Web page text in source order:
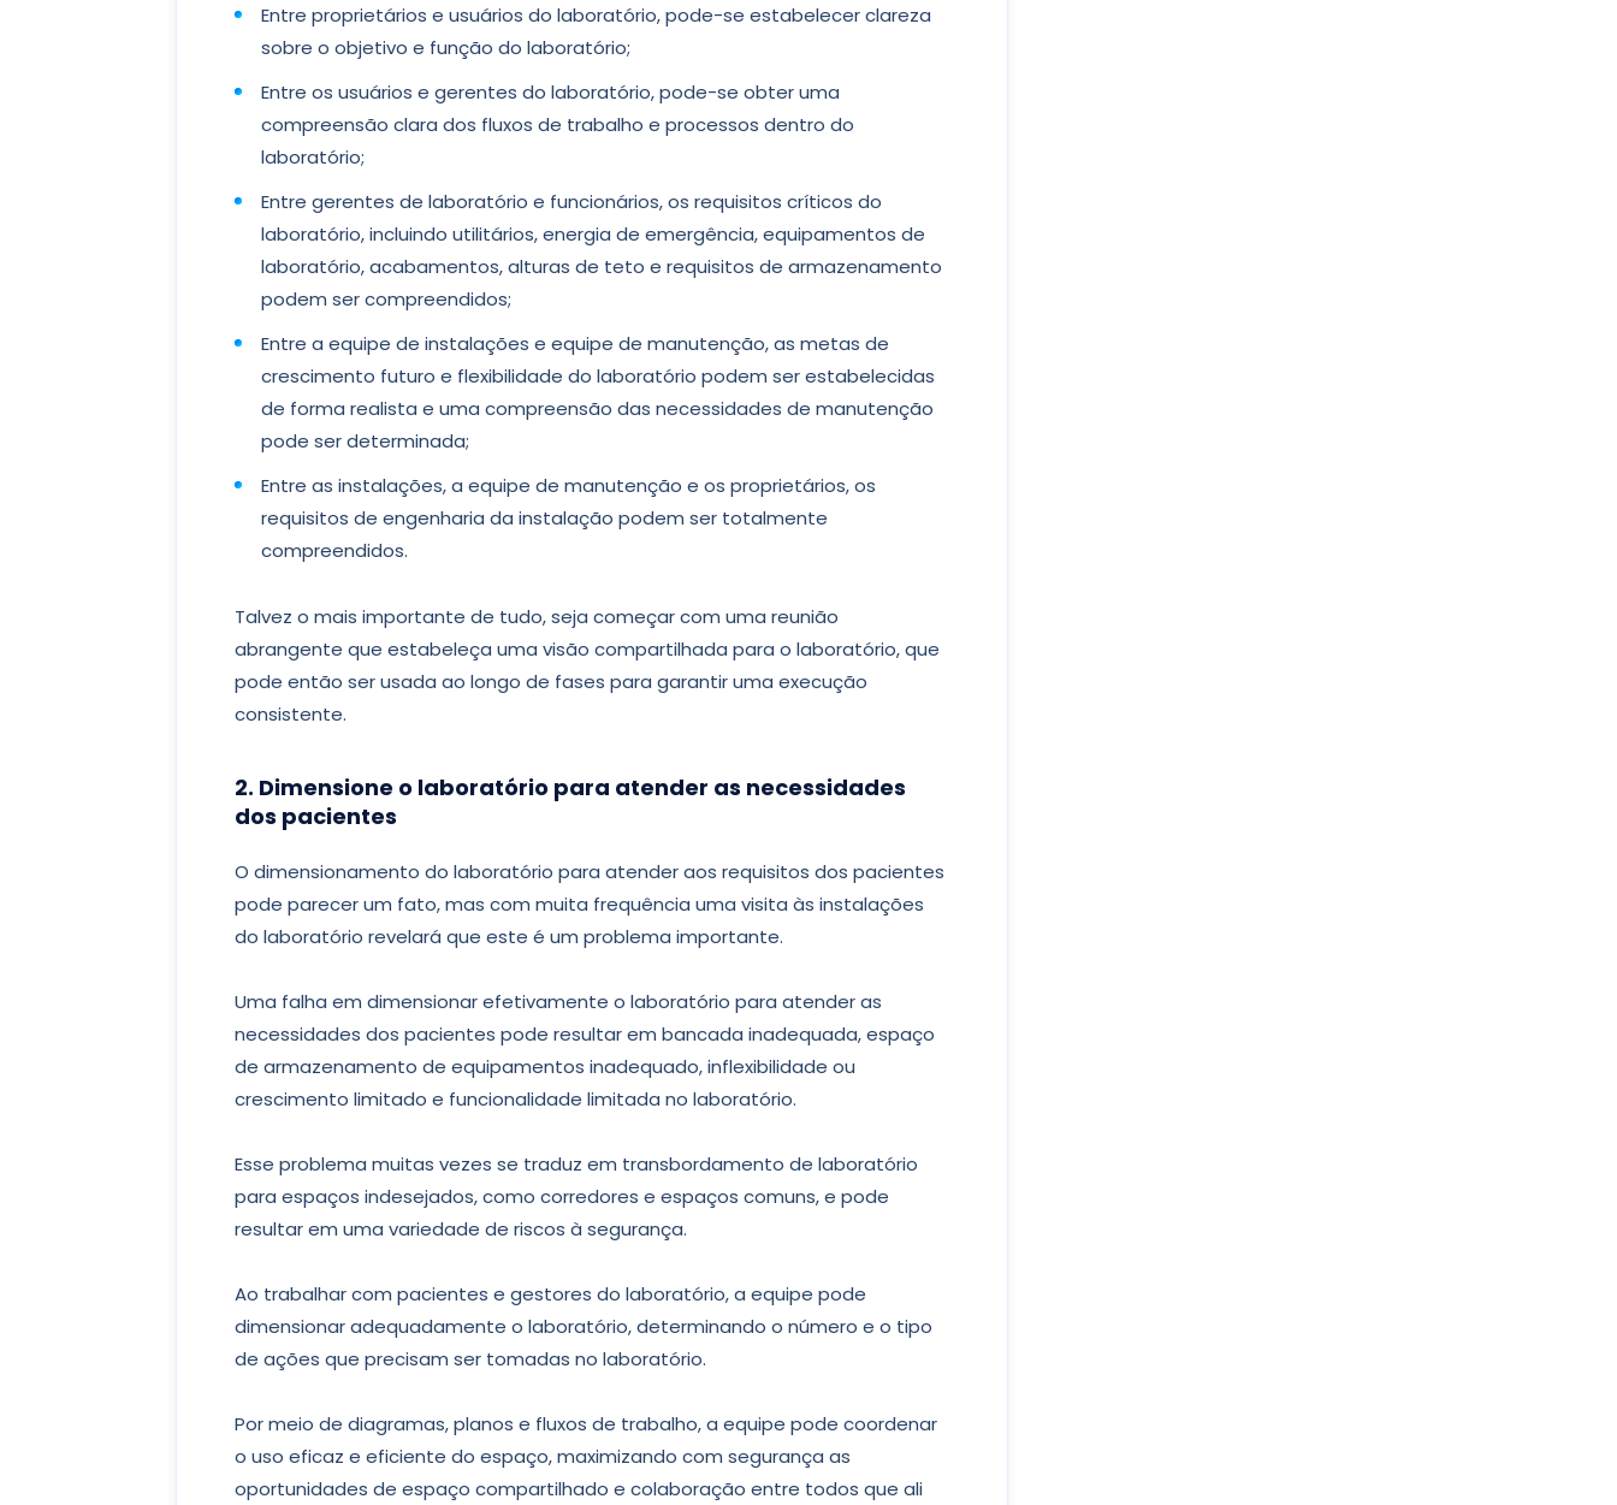
Entre proprietários e usuários do laboratório, pode-se estabelecer clareza
sobre o objetivo e função do laboratório;
Entre os usuários e gerentes do laboratório, pode-se obter uma
compreensão clara dos fluxos de trabalho e processos dentro do
laboratório;
Entre gerentes de laboratório e funcionários, os requisitos críticos do
laboratório, incluindo utilitários, energia de emergência, equipamentos de
laboratório, acabamentos, alturas de teto e requisitos de armazenamento
podem ser compreendidos;
Entre a equipe de instalações e equipe de manutenção, as metas de
crescimento futuro e flexibilidade do laboratório podem ser estabelecidas
de forma realista e uma compreensão das necessidades de manutenção
pode ser determinada;
Entre as instalações, a equipe de manutenção e os proprietários, os
requisitos de engenharia da instalação podem ser totalmente
compreendidos.
Talvez o mais importante de tudo, seja começar com uma reunião
abrangente que estabeleça uma visão compartilhada para o laboratório, que
pode então ser usada ao longo de fases para garantir uma execução
consistente.
2. Dimensione o laboratório para atender as necessidades
dos pacientes
O dimensionamento do laboratório para atender aos requisitos dos pacientes
pode parecer um fato, mas com muita frequência uma visita às instalações
do laboratório revelará que este é um problema importante.
Uma falha em dimensionar efetivamente o laboratório para atender as
necessidades dos pacientes pode resultar em bancada inadequada, espaço
de armazenamento de equipamentos inadequado, inflexibilidade ou
crescimento limitado e funcionalidade limitada no laboratório.
Esse problema muitas vezes se traduz em transbordamento de laboratório
para espaços indesejados, como corredores e espaços comuns, e pode
resultar em uma variedade de riscos à segurança.
Ao trabalhar com pacientes e gestores do laboratório, a equipe pode
dimensionar adequadamente o laboratório, determinando o número e o tipo
de ações que precisam ser tomadas no laboratório.
Por meio de diagramas, planos e fluxos de trabalho, a equipe pode coordenar
o uso eficaz e eficiente do espaço, maximizando com segurança as
oportunidades de espaço compartilhado e colaboração entre todos que ali